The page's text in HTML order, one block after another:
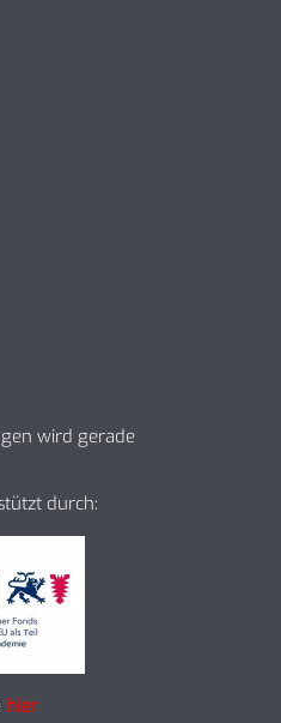
wird gerade
durch:
hier